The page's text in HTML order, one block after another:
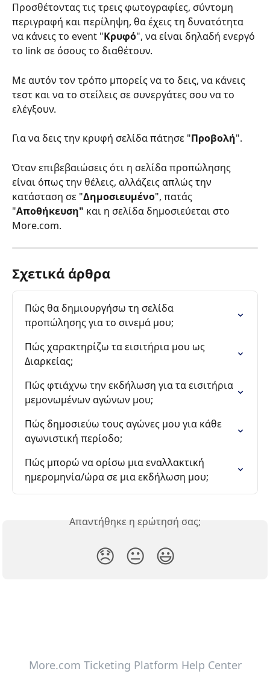
Προσθέτοντας τις τρεις φωτογραφίες, σύντομη
περιγραφή και περίληψη, θα έχεις τη δυνατότητα
να κάνεις το event "Κρυφό", να είναι δηλαδή ενεργό
το link σε όσους το διαθέτουν.
Με αυτόν τον τρόπο μπορείς να το δεις, να κάνεις
τεστ και να το στείλεις σε συνεργάτες σου να το
ελέγξουν.
Για να δεις την κρυφή σελίδα πάτησε "Προβολή".
Όταν επιβεβαιώσεις ότι η σελίδα προπώλησης
είναι όπως την θέλεις, αλλάζεις απλώς την
κατάσταση σε "Δημοσιευμένο", πατάς
"Αποθήκευση" και η σελίδα δημοσιεύεται στο
More.com.
Σχετικά άρθρα
Πώς θα δημιουργήσω τη σελίδα
προπώλησης για το σινεμά μου;
Πώς χαρακτηρίζω τα εισιτήρια μου ως
Διαρκείας;
Πώς φτιάχνω την εκδήλωση για τα εισιτήρια
μεμονωμένων αγώνων μου;
Πώς δημοσιεύω τους αγώνες μου για κάθε
αγωνιστική περίοδο;
Πώς μπορώ να ορίσω μια εναλλακτική
ημερομηνία/ώρα σε μια εκδήλωση μου;
Απαντήθηκε η ερώτησή σας;
😞 😐 😃
More.com Ticketing Platform Help Center